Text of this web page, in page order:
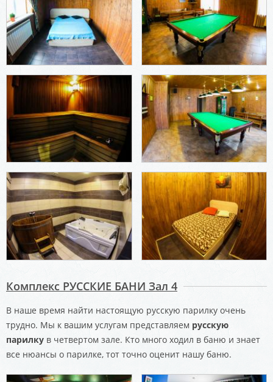
Комплекс РУССКИЕ БАНИ Зал 4
В наше время найти настоящую русскую парилку очень
трудно. Мы к вашим услугам представляем русскую
парилку в четвертом зале. Кто много ходил в баню и знает
все нюансы о парилке, тот точно оценит нашу баню.